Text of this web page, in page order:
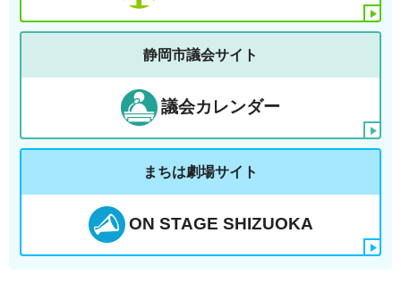
静岡市議会サイト
議会カレンダー
まちは劇場サイト
ON STAGE SHIZUOKA